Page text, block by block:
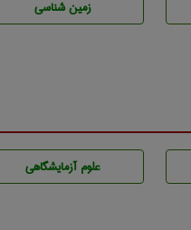
زمين شناسی
علوم آزمايشگاهی